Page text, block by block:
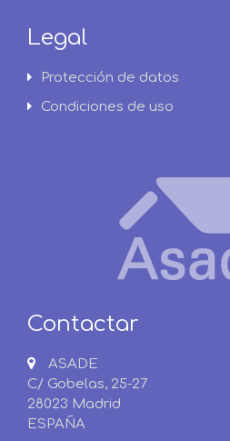
Legal
Protección de datos
Condiciones de uso
Contactar
ASADE
C/ Gobelas, 25-27
28023 Madrid
ESPAÑA